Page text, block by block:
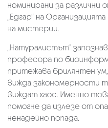
номинирани за различни
„Едгар“ на
на мистерии.
„Натуралистът“
професора по
притежава брилянтен
вижда закономерности
виждат хаос. Именно
помогне да излезе от
ненадейно попада.